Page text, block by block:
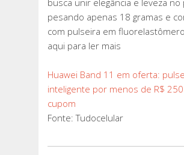
busca unir elegância e leveza no
pesando apenas 18 gramas e
com pulseira em
aqui para ler mais
Huawei Band 11 em oferta:
inteligente por menos de R$
cupom
Fonte: Tudocelular